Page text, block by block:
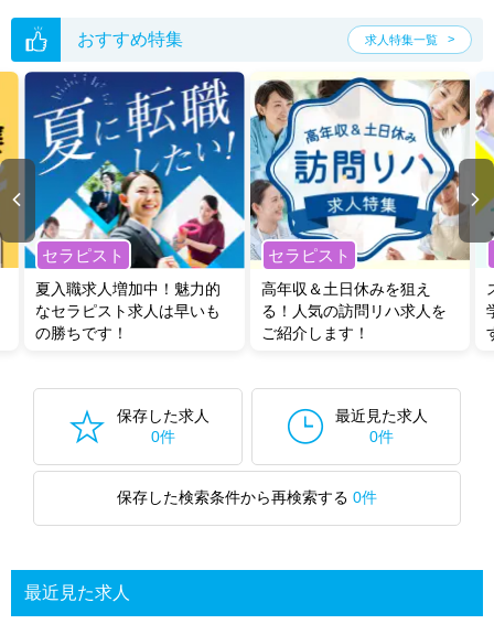
おすすめ特集 求人特集一覧
セラピスト
夏入職求人増加中！魅力的
なセラピスト求人は早いも
の勝ちです！
セラピスト
高年収＆土日休みを狙え
る！人気の訪問リハ求人を
ご紹介します！
保存した求人
0件
最近見た求人
0件
保存した検索条件から再検索する 0件
最近見た求人